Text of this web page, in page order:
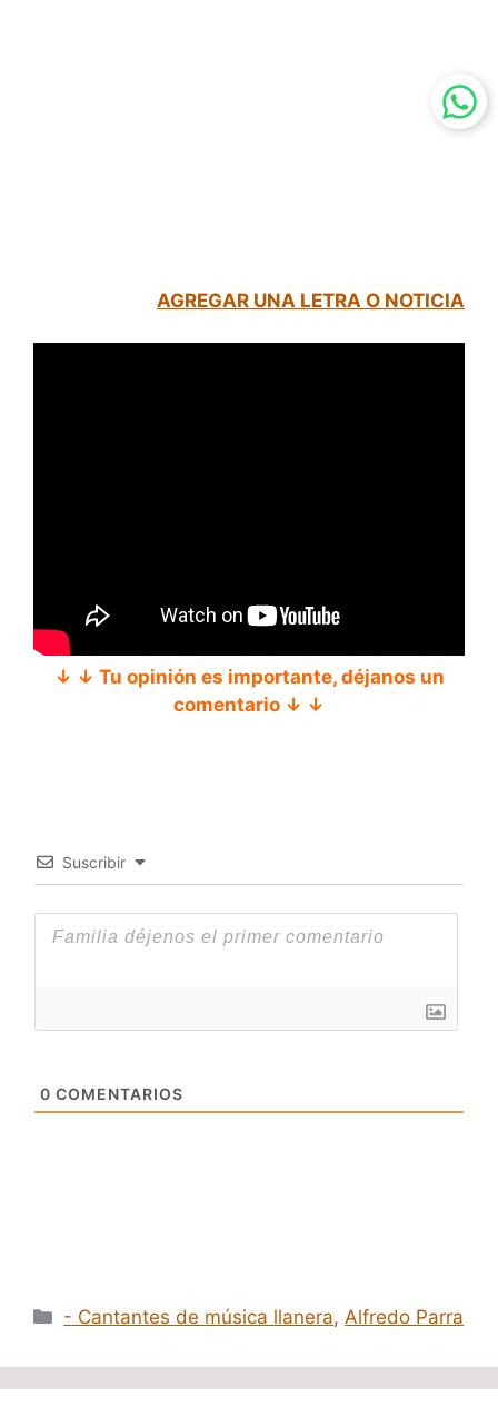
AGREGAR UNA LETRA O NOTICIA
↓ ↓ Tu opinión es importante, déjanos un
comentario ↓ ↓
Suscribir
0 COMENTARIOS
Categorías
- Cantantes de música llanera,Alfredo Parra